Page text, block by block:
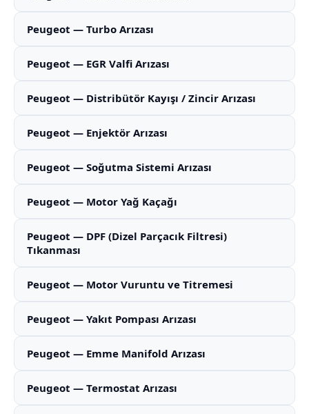
Peugeot — Turbo Arızası
Peugeot — EGR Valfi Arızası
Peugeot — Distribütör Kayışı / Zincir Arızası
Peugeot — Enjektör Arızası
Peugeot — Soğutma Sistemi Arızası
Peugeot — Motor Yağ Kaçağı
Peugeot — DPF (Dizel Parçacık Filtresi)
Tıkanması
Peugeot — Motor Vuruntu ve Titremesi
Peugeot — Yakıt Pompası Arızası
Peugeot — Emme Manifold Arızası
Peugeot — Termostat Arızası